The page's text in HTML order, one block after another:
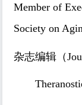
Member of
Society on
杂志编辑 （